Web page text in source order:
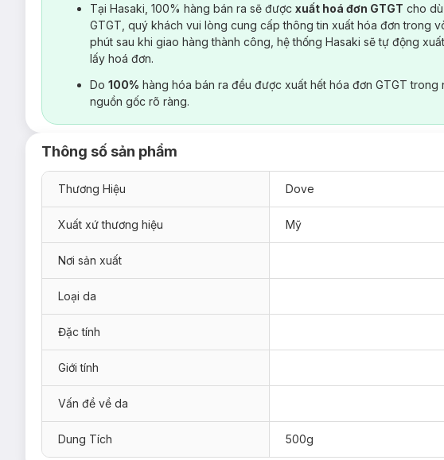
Tại Hasaki, 100% hàng bán ra sẽ được xuất hoá đơn GTGT cho
GTGT, quý khách vui lòng cung cấp thông tin xuất hóa đơn trong
phút sau khi giao hàng thành công, hệ thống Hasaki sẽ tự động
lấy hoá đơn.
Do 100% hàng hóa bán ra đều được xuất hết hóa đơn GTGT
nguồn gốc rõ ràng.
Thông số sản phẩm
Thương Hiệu Dove
Xuất xứ thương hiệu Mỹ
Nơi sản xuất
Loại da
Đặc tính
Giới tính
Vấn đề về da
Dung Tích 500g